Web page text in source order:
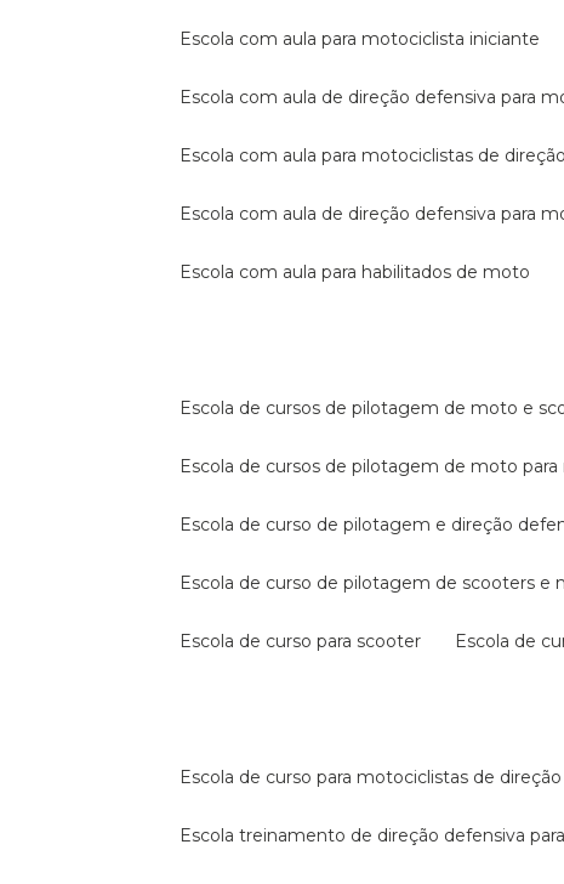
escola com aula para motociclista iniciante
escola com aula de direção defensiva para
escola com aula para motociclistas de direção
escola com aula de direção defensiva para
escola com aula para habilitados de moto
escola de cursos de pilotagem de moto e
escola de cursos de pilotagem de moto
escola de curso de pilotagem e direção
escola de curso de pilotagem de scooters e
escola de curso para scooter escola de
escola de curso para motociclistas de direção
escola treinamento de direção defensiva